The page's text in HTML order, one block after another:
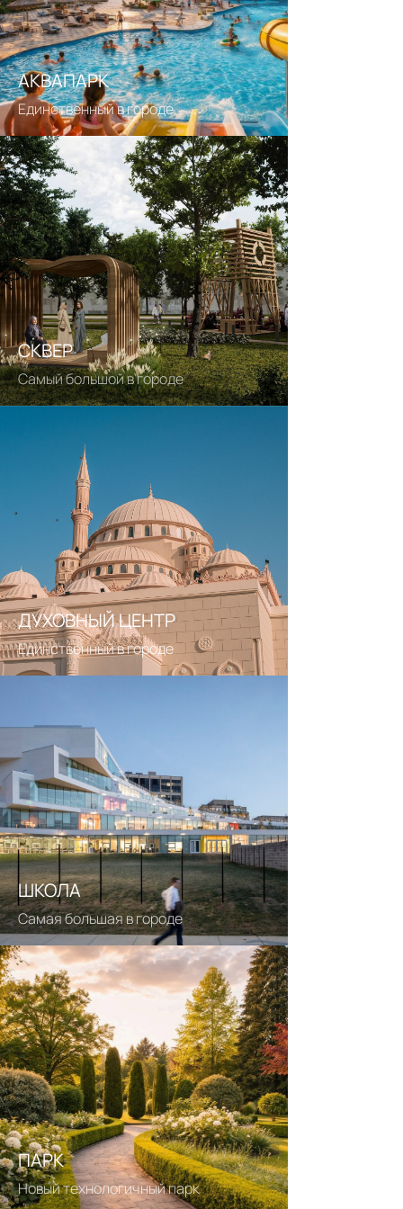
Единственный в городе
АКВАПАРК
Самый большой в городе
СКВЕР
Единственный в городе
ДУХОВНЫЙ ЦЕНТР
Самая большая в городе
ШКОЛА
Новый технологичный парк
ПАРК
КВАРТИР УЖЕ ПРОДАНО
Получить точный расчет
+7 (967) 686-66-66
*Instagram, деятельность организации запрещена на территории РФ
г. Махачкала,
ул. Абубакарова, 48
г. Избербаш
ул. Кутузова, д. 2а
АДРЕСА:
TELEGRAM
WHATSAPP
*INSTAGRAM
Политика конфиденциальности